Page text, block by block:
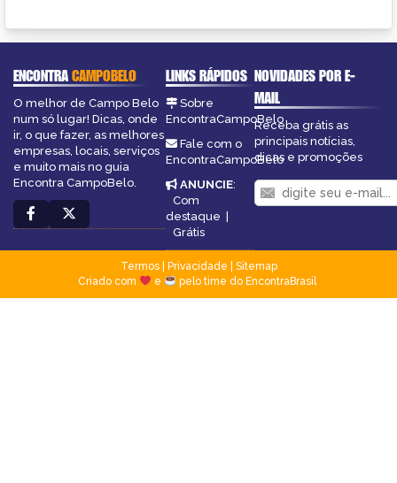
ENCONTRACAMPOBELO
O melhor de Campo Belo
num só lugar! Dicas, onde
ir, o que fazer, as melhores
empresas, locais, serviços
e muito mais no guia
Encontra CampoBelo.
LINKS RÁPIDOS
Sobre
EncontraCampoBelo
Fale com o
EncontraCampoBelo
ANUNCIE:
Com
destaque |
Grátis
NOVIDADES POR E-
MAIL
Receba grátis as
principais notícias,
dicas e promoções
Termos| Privacidade
Sitemap
Criado com
e pelo time do EncontraBrasil